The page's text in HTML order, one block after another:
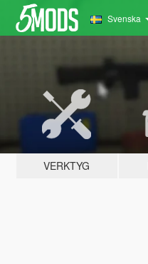
Svenska
VERKTYG